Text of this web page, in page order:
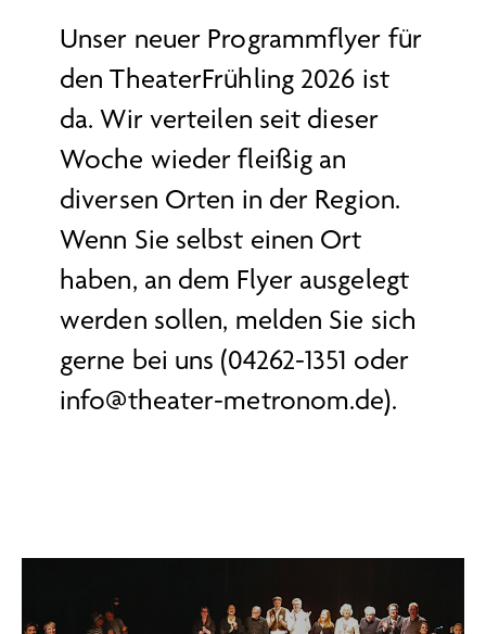
Unser neuer Programmflyer für
den TheaterFrühling 2026 ist
da. Wir verteilen seit dieser
Woche wieder fleißig an
diversen Orten in der Region.
Wenn Sie selbst einen Ort
haben, an dem Flyer ausgelegt
werden sollen, melden Sie sich
gerne bei uns (04262-1351 oder
info@theater-metronom.de).